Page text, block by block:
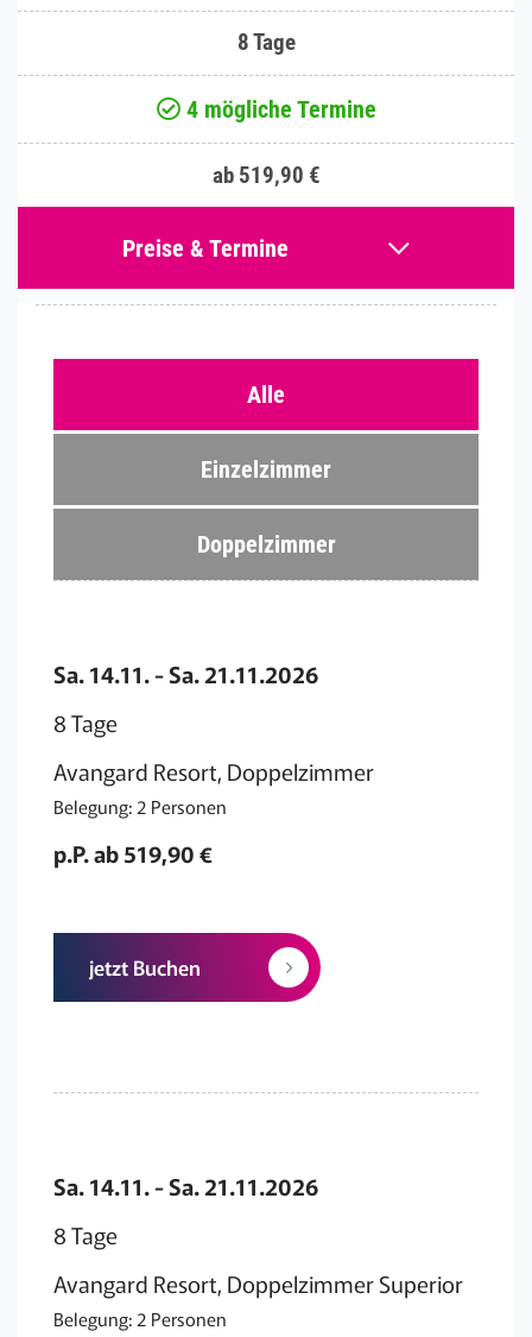
8 Tage
4 mögliche Termine
ab 519,90 €
Preise & Termine
Alle
Einzelzimmer
Doppelzimmer
Sa. 14.11. - Sa. 21.11.2026
8 Tage
Avangard Resort, Doppelzimmer
Belegung: 2 Personen
p.P. ab 519,90 €
jetzt Buchen
Sa. 14.11. - Sa. 21.11.2026
8 Tage
Avangard Resort, Doppelzimmer Superior
Belegung: 2 Personen